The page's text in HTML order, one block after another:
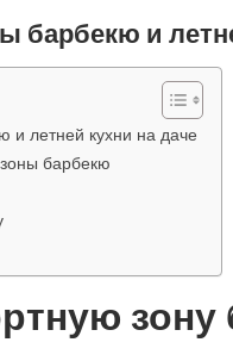
барбекю и
летней кухни на даче
барбекю
зону